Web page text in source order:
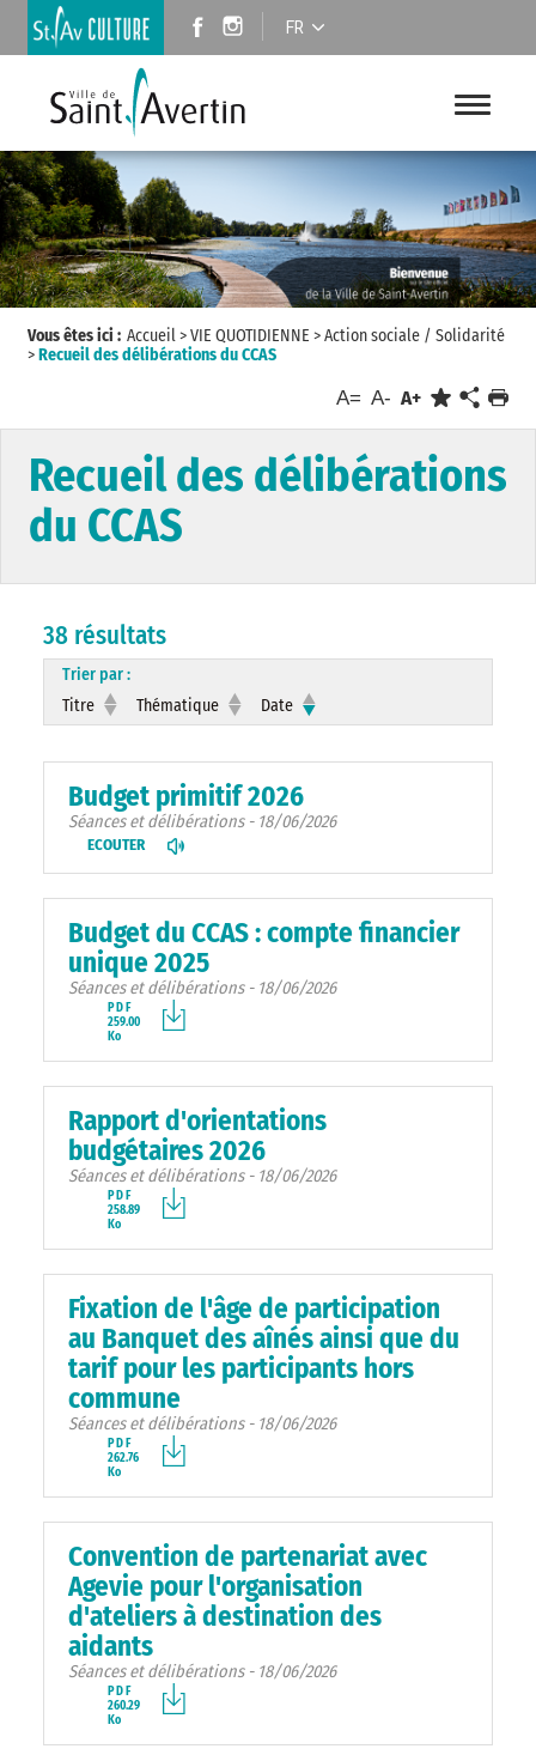
FR
Vous êtes ici : Accueil>VIE QUOTIDIENNE >Action sociale / Solidarité
>Recueil des délibérations du CCAS
A= A- A+
Recueil des délibérations
du CCAS
38 résultats
Trier par :
Titre
Thématique Date
Budget primitif 2026
Séances et délibérations - 18/06/2026
ECOUTER
Budget du CCAS : compte financier
unique 2025
Séances et délibérations - 18/06/2026
PDF
259.00
Ko
Rapport d'orientations
budgétaires 2026
Séances et délibérations - 18/06/2026
PDF
258.89
Ko
Fixation de l'âge de participation
au Banquet des aînés ainsi que du
tarif pour les participants hors
commune
Séances et délibérations - 18/06/2026
PDF
262.76
Ko
Convention de partenariat avec
Agevie pour l'organisation
d'ateliers à destination des
aidants
Séances et délibérations - 18/06/2026
PDF
260.29
Ko